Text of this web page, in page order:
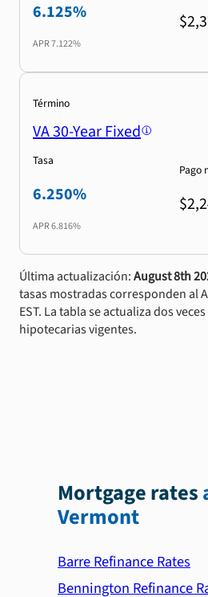
6.125%
APR7.122%
Término
VA 30-Year Fixed
Tasa
6.250%
APR6.816%
Pago
Última actualización:August 8th
tasas mostradas corresponden al
EST. La tabla se actualiza dos
hipotecarias vigentes.
Mortgage rates
Vermont
Barre Refinance Rates
Bennington Refinance